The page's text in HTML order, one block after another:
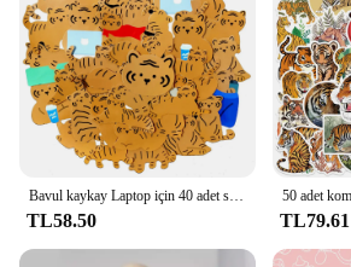
TL58.50 TL79.61